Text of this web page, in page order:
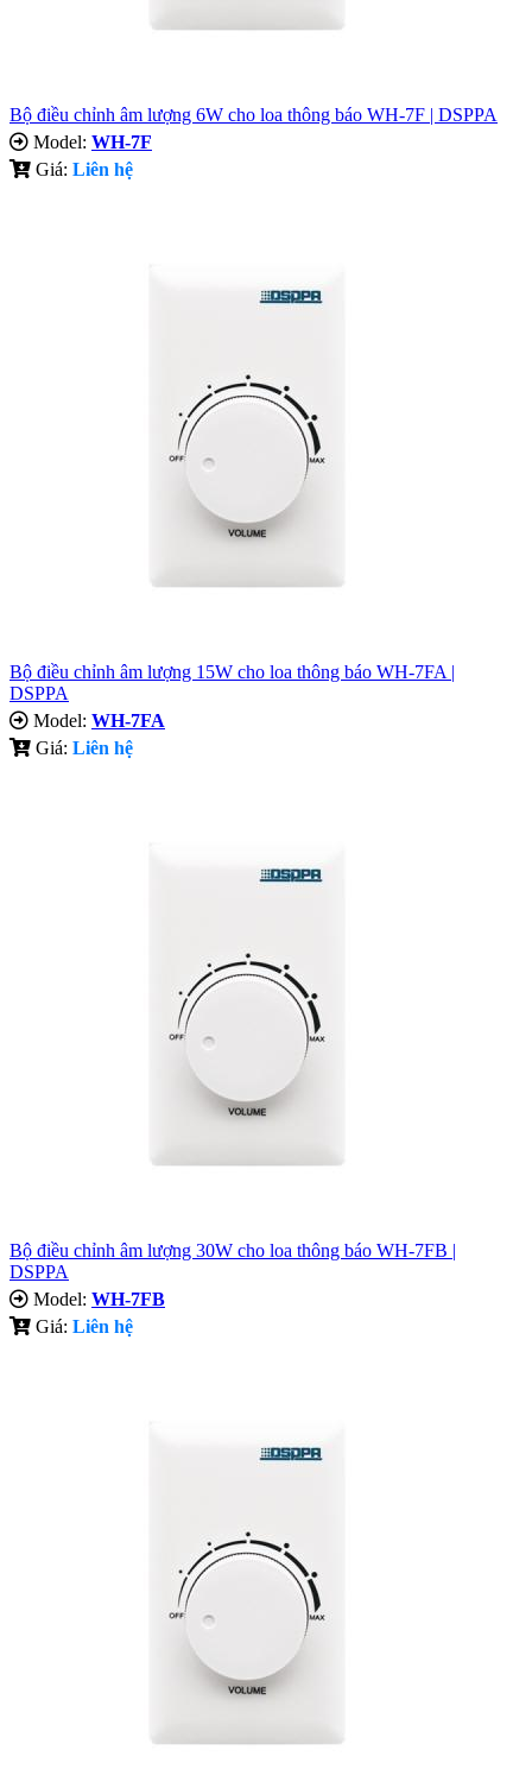
Bộ điều chỉnh âm lượng 6W cho loa thông báo WH-7F | DSPPA
Model: WH-7F
Giá: Liên hệ
Bộ điều chỉnh âm lượng 15W cho loa thông báo WH-7FA |
DSPPA
Model: WH-7FA
Giá: Liên hệ
Bộ điều chỉnh âm lượng 30W cho loa thông báo WH-7FB |
DSPPA
Model: WH-7FB
Giá: Liên hệ